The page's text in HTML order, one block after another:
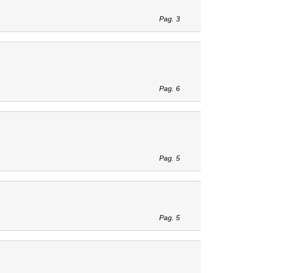
Pag. 3
Pag. 6
Pag. 5
Pag. 5